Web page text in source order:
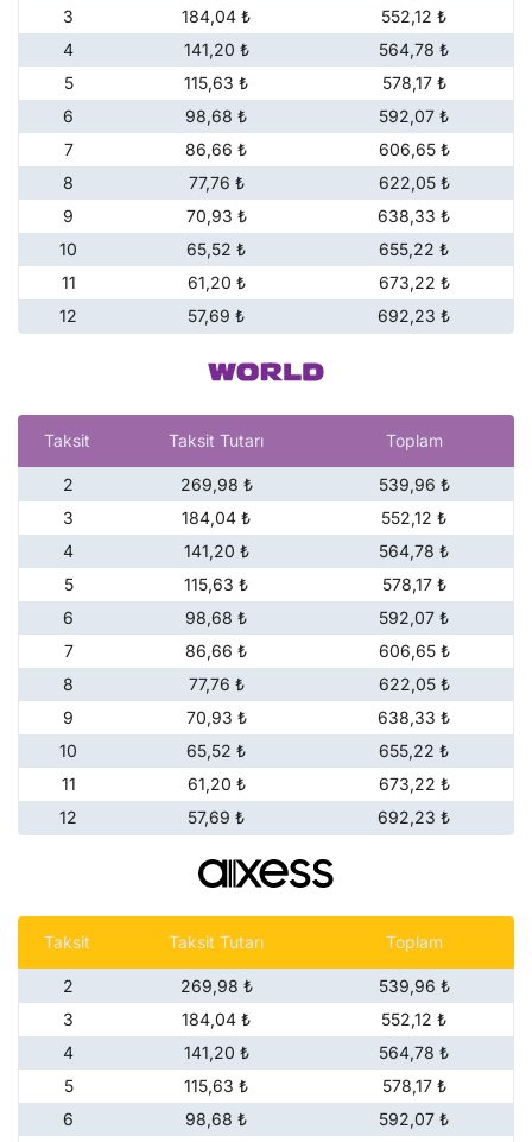
3
184,04 ₺
552,12 ₺
4
141,20 ₺
564,78 ₺
5
115,63 ₺
578,17 ₺
6
98,68 ₺
592,07 ₺
7
86,66 ₺
606,65 ₺
8
77,76 ₺
622,05 ₺
9
70,93 ₺
638,33 ₺
10
65,52 ₺
655,22 ₺
11
61,20 ₺
673,22 ₺
12
57,69 ₺ 692,23 ₺
Taksit Taksit Tutarı Toplam
2 269,98 ₺
539,96 ₺
3
184,04 ₺
552,12 ₺
4
141,20 ₺
564,78 ₺
5
115,63 ₺
578,17 ₺
6
98,68 ₺
592,07 ₺
7
86,66 ₺
606,65 ₺
8
77,76 ₺
622,05 ₺
9
70,93 ₺
638,33 ₺
10
65,52 ₺
655,22 ₺
11
61,20 ₺
673,22 ₺
12
57,69 ₺ 692,23 ₺
Taksit Taksit Tutarı Toplam
2 269,98 ₺
539,96 ₺
3
184,04 ₺
552,12 ₺
4
141,20 ₺
564,78 ₺
5
115,63 ₺
578,17 ₺
6
98,68 ₺
592,07 ₺